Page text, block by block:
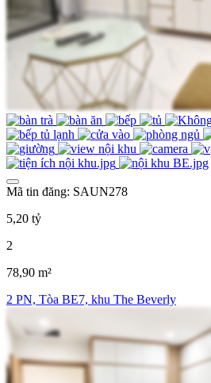
Mã tin đăng: SAUN278
5,20 tỷ
2
78,90 m²
2 PN, Tòa BE7, khu The Beverly